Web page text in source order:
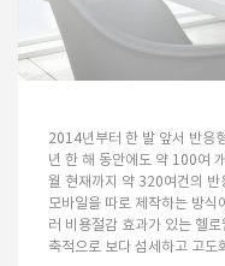
2014년부터 한 발 앞서 반응
년 한 해 동안에도 약 100여
월 현재까지 약 320여건의 반
모바일을 따로 제작하는 방식
러 비용절감 효과가 있는 헬
축적으로 보다 섬세하고 고